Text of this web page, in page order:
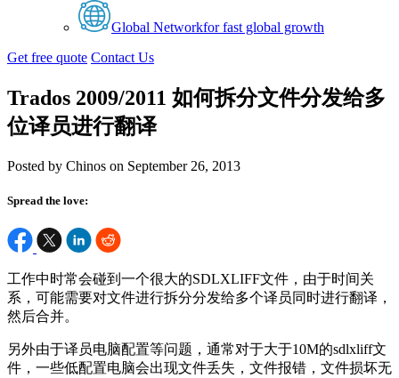
Global Networkfor fast global growth
Get free quote Contact Us
Trados 2009/2011 如何拆分文件分发给多
位译员进行翻译
Posted by Chinos on September 26, 2013
Spread the love:
工作中时常会碰到一个很大的SDLXLIFF文件，由于时间关
系，可能需要对文件进行拆分分发给多个译员同时进行翻译，
然后合并。
另外由于译员电脑配置等问题，通常对于大于10M的sdlxliff文
件，一些低配置电脑会出现文件丢失，文件报错，文件损坏无